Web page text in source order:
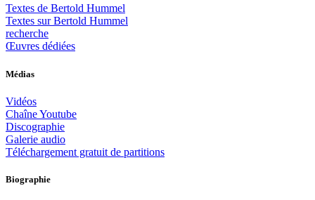
Textes de Bertold Hummel
Textes sur Bertold Hummel
recherche
Œuvres dédiées
Médias
Vidéos
Chaîne Youtube
Discographie
Galerie audio
Téléchargement gratuit de partitions
Biographie